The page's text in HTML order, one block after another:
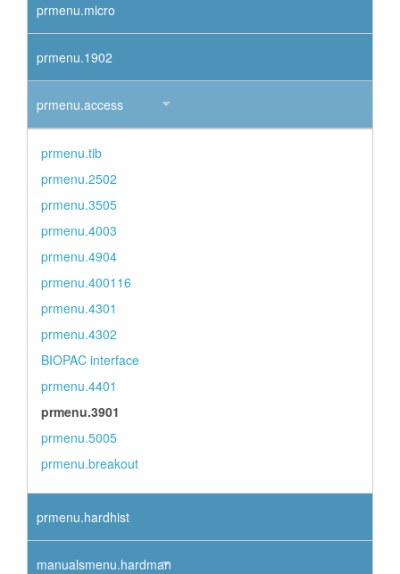
prmenu.micro
prmenu.1902
prmenu.access
prmenu.tib
prmenu.2502
prmenu.3505
prmenu.4003
prmenu.4904
prmenu.400116
prmenu.4301
prmenu.4302
BIOPAC interface
prmenu.4401
prmenu.3901
prmenu.5005
prmenu.breakout
prmenu.hardhist
manualsmenu.hardman